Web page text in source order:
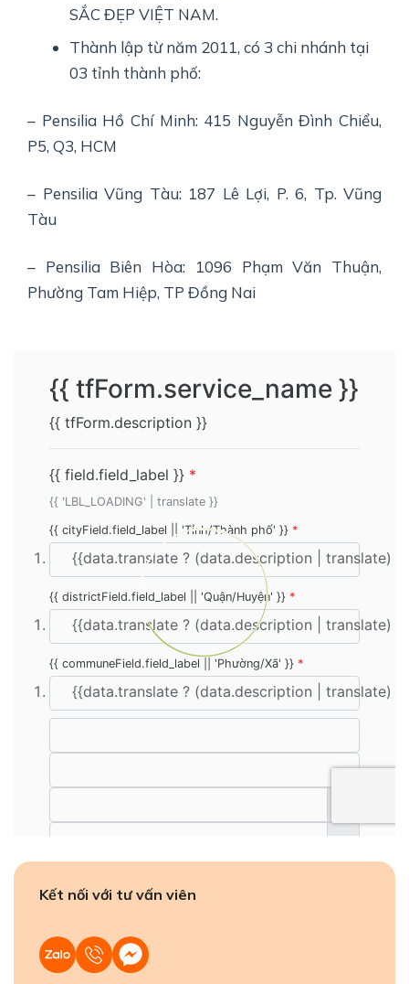
SẮC ĐẸP VIỆT NAM.
Thành lập từ năm 2011, có 3 chi nhánh tại
03 tỉnh thành phố:
– Pensilia Hồ Chí Minh: 415 Nguyễn Đình Chiểu,
P5, Q3, HCM
– Pensilia Vũng Tàu: 187 Lê Lợi, P. 6, Tp. Vũng
Tàu
– Pensilia Biên Hòa: 1096 Phạm Văn Thuận,
Phường Tam Hiệp, TP Đồng Nai
Kết nối với tư vấn viên